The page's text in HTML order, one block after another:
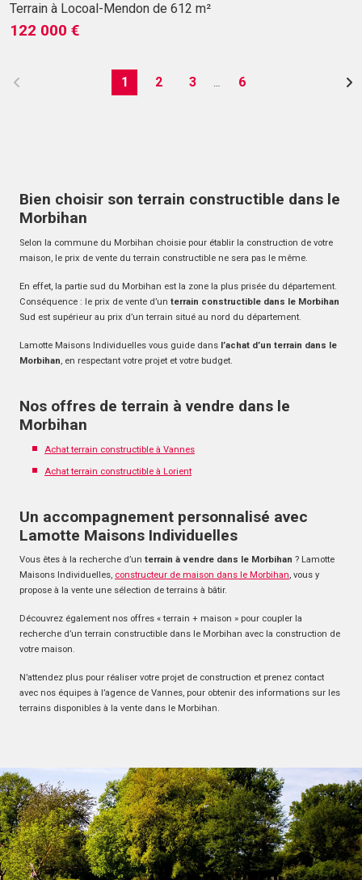
Terrain à Locoal-Mendon de 612 m²
122 000 €
1 2 3 6
Bien choisir son terrain constructible dans le
Morbihan
Selon la commune du Morbihan choisie pour établir la construction de votre
maison, le prix de vente du terrain constructible ne sera pas le même.
En effet, la partie sud du Morbihan est la zone la plus prisée du département.
Conséquence : le prix de vente d’un terrain constructible dans le Morbihan
Sud est supérieur au prix d’un terrain situé au nord du département.
Lamotte Maisons Individuelles vous guide dans l’achat d’un terrain dans le
Morbihan, en respectant votre projet et votre budget.
Nos offres de terrain à vendre dans le
Morbihan
Achat terrain constructible à Vannes
Achat terrain constructible à Lorient
Un accompagnement personnalisé avec
Lamotte Maisons Individuelles
Vous êtes à la recherche d’un terrain à vendre dans le Morbihan ? Lamotte
Maisons Individuelles, constructeur de maison dans le Morbihan, vous y
propose à la vente une sélection de terrains à bâtir.
Découvrez également nos offres « terrain + maison » pour coupler la
recherche d’un terrain constructible dans le Morbihan avec la construction de
votre maison.
N’attendez plus pour réaliser votre projet de construction et prenez contact
avec nos équipes à l’agence de Vannes, pour obtenir des informations sur les
terrains disponibles à la vente dans le Morbihan.